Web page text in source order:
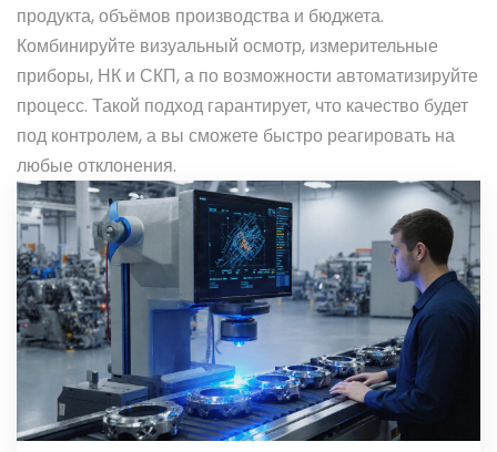
продукта, объёмов производства и бюджета.
Комбинируйте визуальный осмотр, измерительные
приборы, НК и СКП, а по возможности автоматизируйте
процесс. Такой подход гарантирует, что качество будет
под контролем, а вы сможете быстро реагировать на
любые отклонения.